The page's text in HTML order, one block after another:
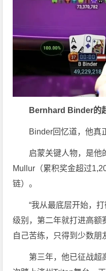
Bernhard Binder的
Binder回忆道，他真
启蒙关键人物，是他
Mullur（累积奖金超过
链）。
“我从最底层开始，
级别，第二年就打进高额
自己苦练，只得到少数朋
第三年，他已征战超